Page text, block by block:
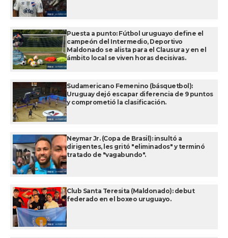
Puesta a punto: Fútbol uruguayo define el
campeón del Intermedio, Deportivo
Maldonado se alista para el Clausura y en el
ámbito local se viven horas decisivas.
Sudamericano Femenino (básquetbol):
Uruguay dejó escapar diferencia de 9 puntos
y comprometió la clasificación.
Neymar Jr. (Copa de Brasil): insultó a
dirigentes, les gritó "eliminados" y terminó
tratado de "vagabundo".
Club Santa Teresita (Maldonado): debut
federado en el boxeo uruguayo.